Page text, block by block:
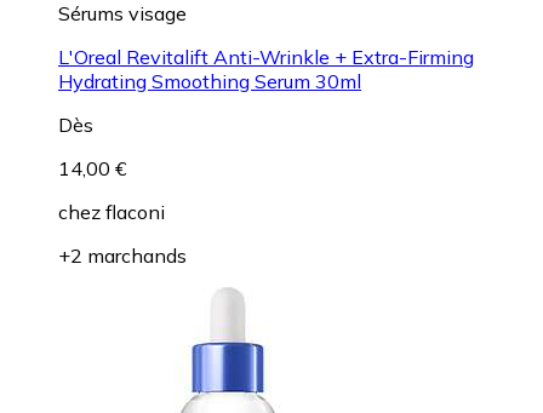
Sérums visage
L'Oreal Revitalift Anti-Wrinkle + Extra-Firming
Hydrating Smoothing Serum 30ml
Dès
14,00 €
chez flaconi
+2 marchands